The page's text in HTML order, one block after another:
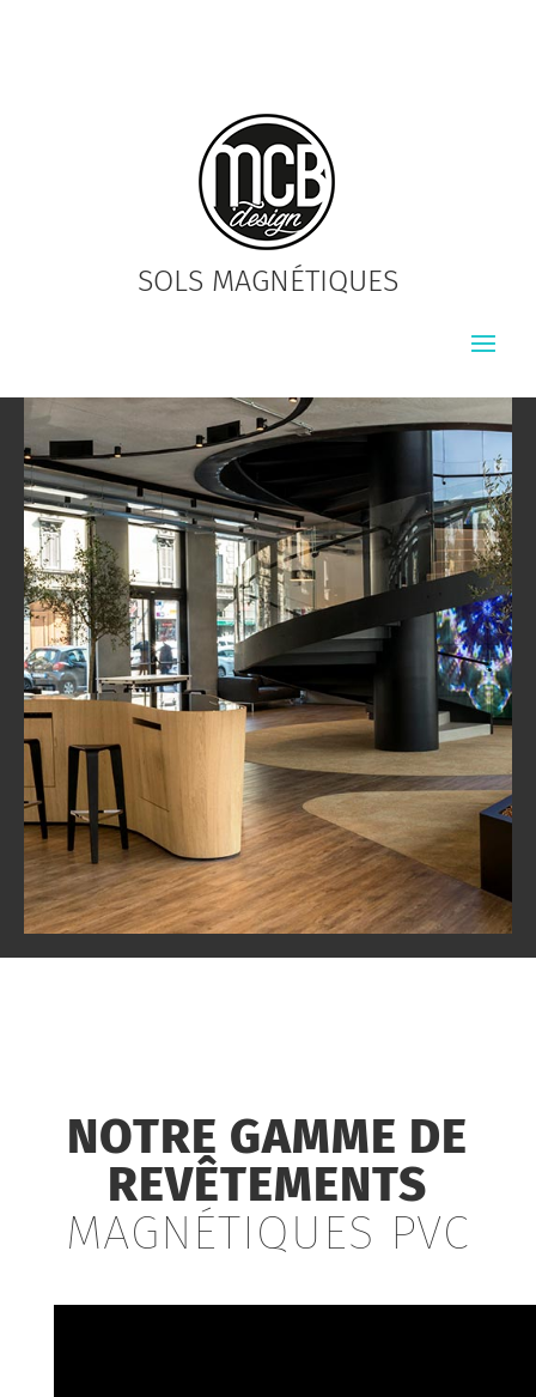
SOLS MAGNÉTIQUES
NOTRE GAMME DE
REVÊTEMENTS
MAGNÉTIQUES PVC